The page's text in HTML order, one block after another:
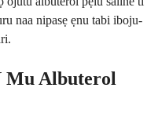
naa nipasẹ ẹnu tabi iboju-
Mu Albuterol